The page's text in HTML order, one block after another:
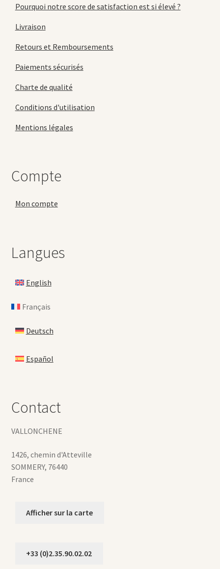
Pourquoi notre score de satisfaction est si élevé ?
Livraison
Retours et Remboursements
Paiements sécurisés
Charte de qualité
Conditions d'utilisation
Mentions légales
Compte
Mon compte
Langues
English
Français
Deutsch
Español
Contact
VALLONCHENE
1426, chemin d'Atteville
SOMMERY, 76440
France
Afficher sur la carte
+33 (0)2.35.90.02.02